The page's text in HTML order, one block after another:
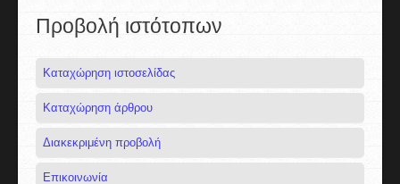
Προβολή ιστότοπων
Καταχώρηση ιστοσελίδας
Καταχώρηση άρθρου
Διακεκριμένη προβολή
Επικοινωνία